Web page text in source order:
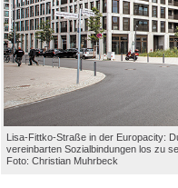
Lisa-Fittko-Straße in der Europacity:
vereinbarten Sozialbindungen los zu
Foto: Christian Muhrbeck